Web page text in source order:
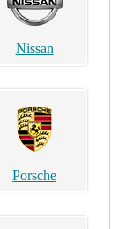
Nissan
Porsche